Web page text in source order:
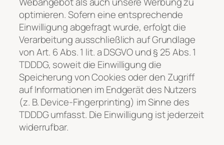
optimieren. Sofern eine entsprechende
Einwilligung abgefragt wurde, erfolgt die
Verarbeitung ausschließlich auf Grundlage
von Art. 6 Abs. 1 lit. a DSGVO und § 25 Abs. 1
TDDDG, soweit die Einwilligung die
Speicherung von Cookies oder den Zugriff
auf Informationen im Endgerät des Nutzers
(z. B. Device-Fingerprinting) im Sinne des
TDDDG umfasst. Die Einwilligung ist jederzeit
widerrufbar.